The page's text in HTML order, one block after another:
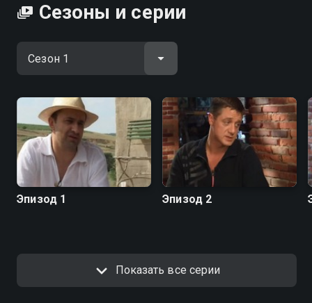
Сезоны и серии
Эпизод 1 Эпизод 2
Показать все серии